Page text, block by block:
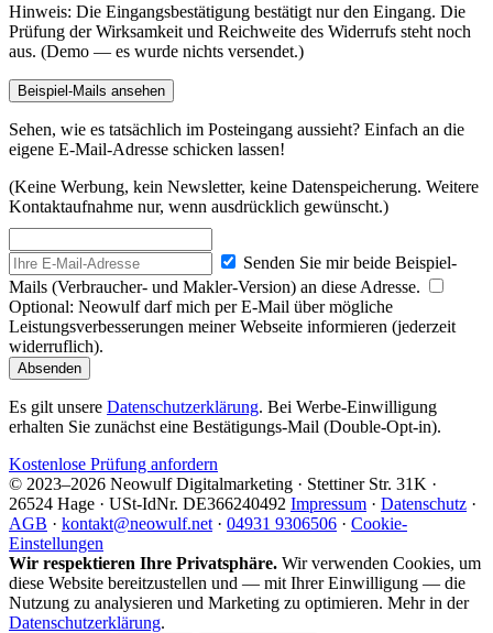
Hinweis: Die Eingangsbestätigung bestätigt nur den Eingang. Die
Prüfung der Wirksamkeit und Reichweite des Widerrufs steht noch
aus. (Demo — es wurde nichts versendet.)
Beispiel-Mails ansehen
Sehen, wie es tatsächlich im Posteingang aussieht? Einfach an die
eigene E-Mail-Adresse schicken lassen!
(Keine Werbung, kein Newsletter, keine Datenspeicherung. Weitere
Kontaktaufnahme nur, wenn ausdrücklich gewünscht.)
Senden Sie mir beide Beispiel-
Mails (Verbraucher- und Makler-Version) an diese Adresse.
Optional: Neowulf darf mich per E-Mail über mögliche
Leistungsverbesserungen meiner Webseite informieren (jederzeit
widerruflich).
Absenden
Es gilt unsere Datenschutzerklärung. Bei Werbe-Einwilligung
erhalten Sie zunächst eine Bestätigungs-Mail (Double-Opt-in).
Kostenlose Prüfung anfordern
© 2023–2026 Neowulf Digitalmarketing · Stettiner Str. 31K ·
26524 Hage · USt-IdNr. DE366240492 Impressum · Datenschutz ·
AGB · kontakt@neowulf.net · 04931 9306506 · Cookie-
Einstellungen
Wir respektieren Ihre Privatsphäre. Wir verwenden Cookies, um
diese Website bereitzustellen und — mit Ihrer Einwilligung — die
Nutzung zu analysieren und Marketing zu optimieren. Mehr in der
Datenschutzerklärung.